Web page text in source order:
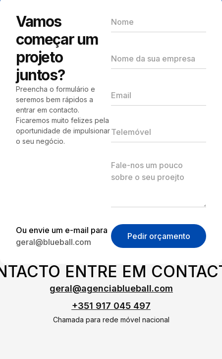
Vamos
começar um
projeto
juntos?
Preencha o formulário e
seremos bem rápidos a
entrar em contacto.
Ficaremos muito felizes pela
oportunidade de impulsionar
o seu negócio.
Ou envie um e-mail para
geral@blueball.com
Pedir orçamento
ENTRE EM
geral@agenciablueball.com
+351 917 045 497
Chamada para rede móvel nacional